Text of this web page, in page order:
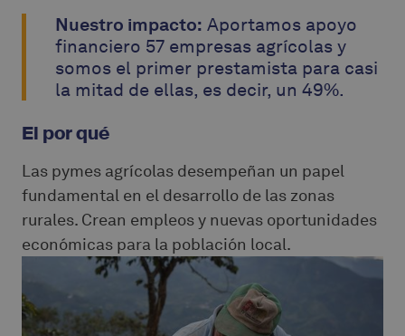
Nuestro impacto: Aportamos apoyo
financiero 57 empresas agrícolas y
somos el primer prestamista para casi
la mitad de ellas, es decir, un 49%.
El por qué
Las pymes agrícolas desempeñan un papel
fundamental en el desarrollo de las zonas
rurales. Crean empleos y nuevas oportunidades
económicas para la población local.